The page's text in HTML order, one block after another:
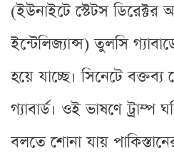
(ইউনাইটে স্টেটস ডিরেক্টর
ইন্টেলিজ্যান্স) তুলসি
হয়ে যাচ্ছে। সিনেটে
গ্যাবার্ড। ওই ভাষণে ট্রাম্প
বলতে শোনা যায়